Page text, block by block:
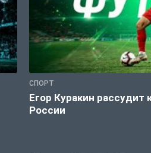
СПОРТ
Егор Куракин рассудит
России